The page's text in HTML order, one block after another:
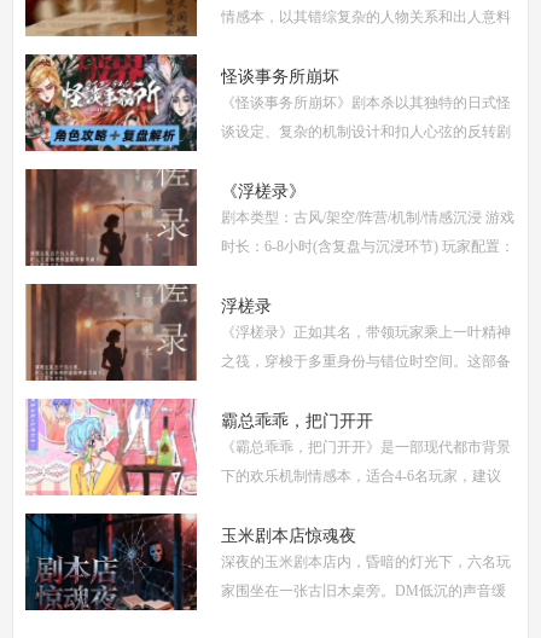
情感本，以其错综复杂的人物关系和出人意料
供全面的复盘解析，包括角色攻略、关键线索
解
怪谈事务所崩坏
《怪谈事务所崩坏》剧本杀以其独特的日式怪
谈设定、复杂的机制设计和扣人心弦的反转剧
复盘、体验测评、新本攻略、类型时间和玩家
点
《浮槎录》
剧本类型：古风/架空/阵营/机制/情感沉浸 游戏
时长：6-8小时(含复盘与沉浸环节) 玩家配置：
别选择以增强代入感) 适合玩家：适合喜爱深
度
浮槎录
《浮槎录》正如其名，带领玩家乘上一叶精神
之筏，穿梭于多重身份与错位时空间。这部备
精密的机制设计和深刻的人性探讨，在剧本杀
圈
霸总乖乖，把门开开
《霸总乖乖，把门开开》是一部现代都市背景
下的欢乐机制情感本，适合4-6名玩家，建议
争、家族恩怨与情感纠葛，以轻松幽默的笔触
描绘了一
玉米剧本店惊魂夜
深夜的玉米剧本店内，昏暗的灯光下，六名玩
家围坐在一张古旧木桌旁。DM低沉的声音缓